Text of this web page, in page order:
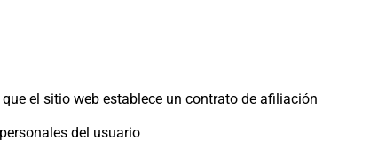
el sitio web establece un contrato de afiliación
del usuario